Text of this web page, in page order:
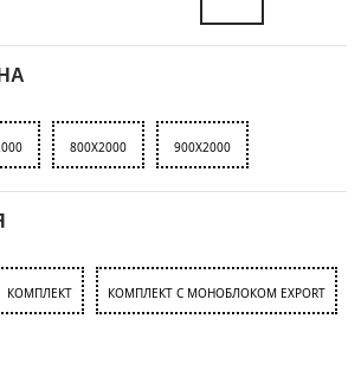
800X2000 900X2000
КОМПЛЕКТ КОМПЛЕКТ С МОНОБЛОКОМ EXPORT